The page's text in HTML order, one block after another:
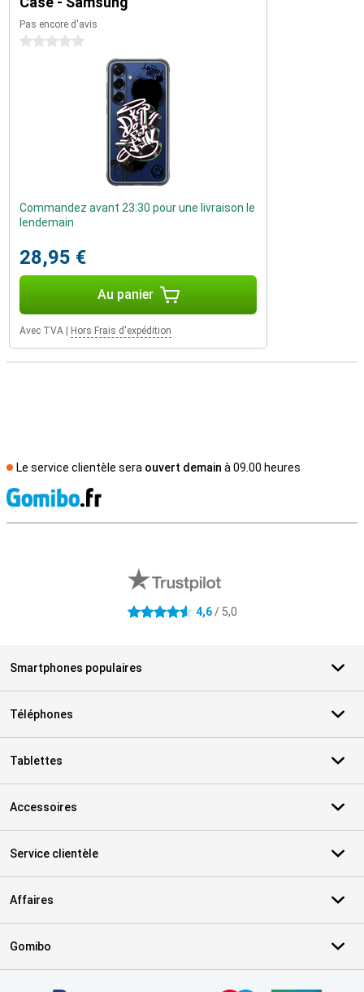
Pas encore d'avis
0 étoiles
Commandez avant 23:30 pour une livraison le
lendemain
28,95 €
Au panier
Avec TVA Hors Frais d'expédition
Le service clientèle sera ouvert demain à 09.00 heures
4.6 étoiles 4,6/ 5,0
Smartphones populaires
Téléphones
Tablettes
Accessoires
Service clientèle
Affaires
Gomibo